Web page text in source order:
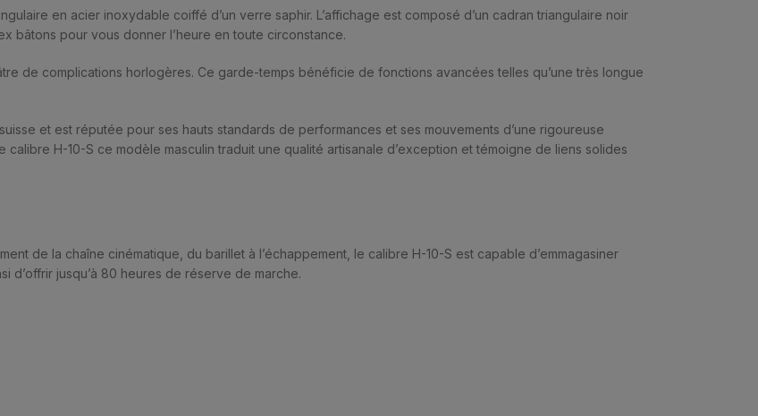
en acier inoxydable coiffé d’un verre saphir. L’affichage est composé d’un cadran triangulaire noir
bâtons pour vous donner l’heure en toute circonstance.
de complications horlogères. Ce garde-temps bénéficie de fonctions avancées telles qu’une très longue
et est réputée pour ses hauts standards de performances et ses mouvements d’une rigoureuse
H-10-S ce modèle masculin traduit une qualité artisanale d’exception et témoigne de liens solides
de la chaîne cinématique, du barillet à l’échappement, le calibre H-10-S est capable d’emmagasiner
d’offrir jusqu’à 80 heures de réserve de marche.